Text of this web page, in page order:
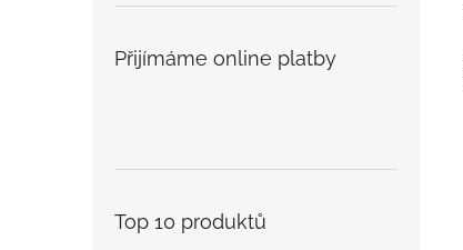
Přijímáme online platby
Top 10 produktů